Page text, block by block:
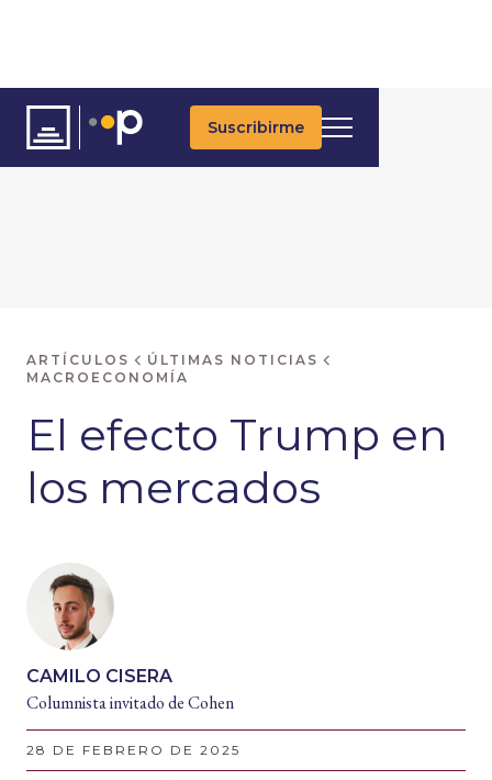
Suscribirme
ARTÍCULOS
ÚLTIMAS NOTICIAS
MACROECONOMÍA
El efecto Trump en
los mercados
CAMILO CISERA
Columnista invitado de Cohen
28 DE FEBRERO DE 2025